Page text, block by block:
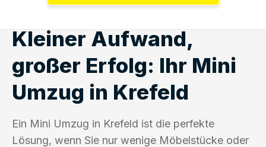
Kleiner Aufwand,
großer Erfolg: Ihr Mini
Umzug in Krefeld
Ein Mini Umzug in Krefeld ist die perfekte
Lösung, wenn Sie nur wenige Möbelstücke oder